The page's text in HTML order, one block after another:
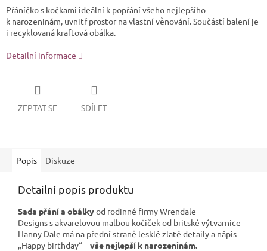
Přáníčko s kočkami ideální k popřání všeho nejlepšího
k narozeninám, uvnitř prostor na vlastní věnování. Součástí balení je
i recyklovaná kraftová obálka.
Detailní informace
ZEPTAT SE SDÍLET
Popis Diskuze
Detailní popis produktu
Sada přání a obálkyod rodinné firmyWrendale
Designss akvarelovou malbou kočiček od britské výtvarnice
Hanny Dale má na přední straně lesklé zlaté detaily a nápis
„Happy birthday“ –vše nejlepší k narozeninám.